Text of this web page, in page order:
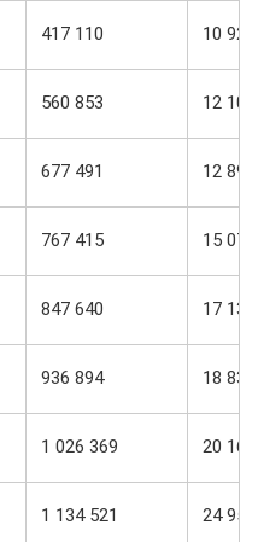
417 110 10 929
560 853 12 104
677 491 12 894
767 415 15 078
847 640 17 136
936 894 18 834
1 026 369 20 161
1 134 521 24 953